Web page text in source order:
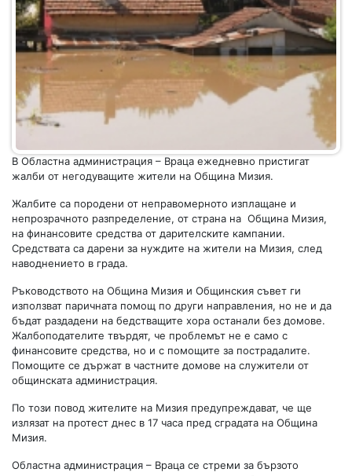
В Областна администрация – Враца ежедневно пристигат
жалби от негодуващите жители на Община Мизия.
Жалбите са породени от неправомерното изплащане и
непрозрачното разпределение, от страна на Община Мизия,
на финансовите средства от дарителските кампании.
Средствата са дарени за нуждите на жители на Мизия, след
наводнението в града.
Ръководството на Община Мизия и Общинския съвет ги
използват паричната помощ по други направления, но не и да
бъдат раздадени на бедстващите хора останали без домове.
Жалбоподателите твърдят, че проблемът не е само с
финансовите средства, но и с помощите за пострадалите.
Помощите се държат в частните домове на служители от
общинската администрация.
По този повод жителите на Мизия предупреждават, че ще
излязат на протест днес в 17 часа пред сградата на Община
Мизия.
Областна администрация – Враца се стреми за бързото